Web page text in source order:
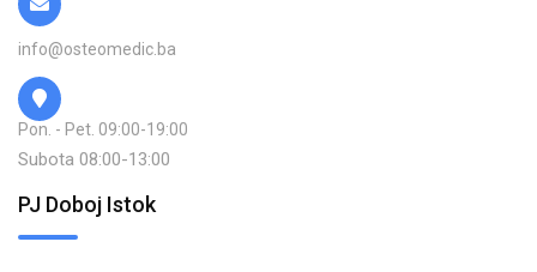
info@osteomedic.ba
Pon. - Pet. 09:00-19:00
Subota 08:00-13:00
PJ Doboj Istok